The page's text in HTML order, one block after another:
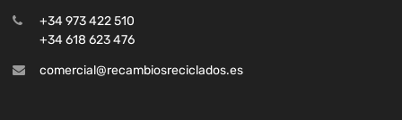
+34 973 422 510
+34 618 623 476
comercial@recambiosreciclados.es